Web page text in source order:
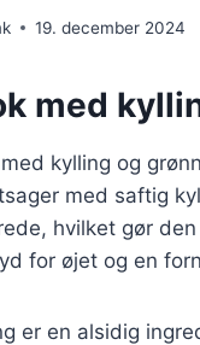
19. december 2024
med
kylling og
med saftig
hvilket gør
for øjet og en
er en alsidig